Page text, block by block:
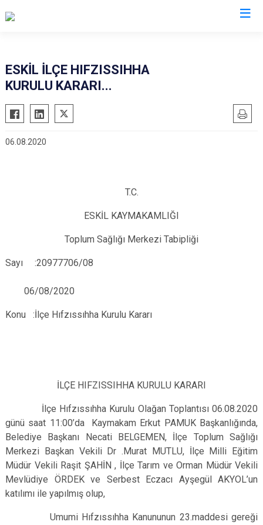
Ağaçören
Eskil
Güzelyurt
ESKİL İLÇE HIFZISSIHHA
KURULU KARARI...
06.08.2020
T.C.
ESKİL KAYMAKAMLIĞI
Toplum Sağlığı Merkezi Tabipliği
Sayı :20977706/08
06/08/2020
Konu :İlçe Hıfzıssıhha Kurulu Kararı
İLÇE HIFZISSIHHA KURULU KARARI
İlçe Hıfzıssıhha Kurulu Olağan Toplantısı 06.08.2020
günü saat 11:00’da Kaymakam Erkut PAMUK Başkanlığında,
Belediye Başkanı Necati BELGEMEN, İlçe Toplum Sağlığı
Merkezi Başkan Vekili Dr .Murat MUTLU, İlçe Milli Eğitim
Müdür Vekili Raşit ŞAHİN , İlçe Tarım ve Orman Müdür Vekili
Mevlüdiye ÖRDEK ve Serbest Eczacı Ayşegül AKYOL’un
katılımı ile yapılmış olup,
Umumi Hıfzıssıhha Kanununun 23.maddesi gereği